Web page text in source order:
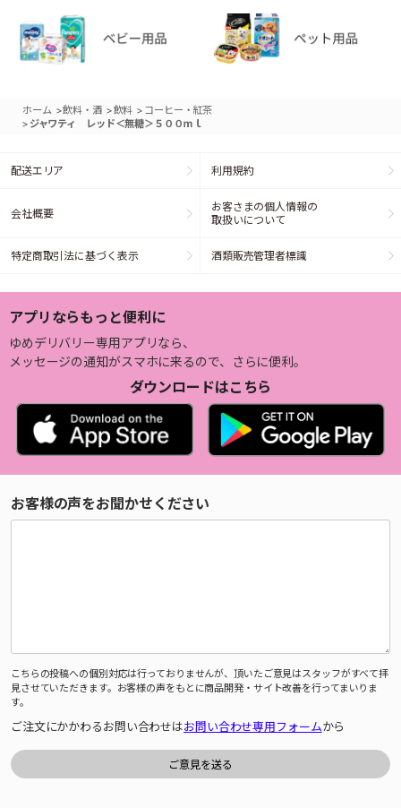
ホーム >飲料・酒 >飲料 > コーヒー・紅茶
> ジャワティ レッド＜無糖＞５００ｍｌ
配送エリア 利用規約
会社概要
お客さまの個人情報の
取扱いについて
特定商取引法に基づく表示 酒類販売管理者標識
アプリならもっと便利に
ゆめデリバリー専用アプリなら、
メッセージの通知がスマホに来るので、さらに便利。
ダウンロードはこちら
お客様の声をお聞かせください
こちらの投稿への個別対応は行っておりませんが、頂いたご意見はスタッフがすべて拝
見させていただきます。お客様の声をもとに商品開発・サイト改善を行ってまいりま
す。
ご注文にかかわるお問い合わせはお問い合わせ専用フォームから